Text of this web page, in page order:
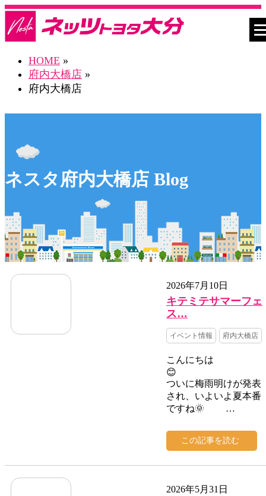
HOME »
府内大橋店 »
府内大橋店
ネスタ府内大橋店 Blog
2026年7月10日
キテミテサマーフェ
ス…
イベント情報 府内大橋店
こんにちは
ついに梅雨明けが発表
され、いよいよ夏本番
ですね🌞 …
この記事を読む
2026年5月31日